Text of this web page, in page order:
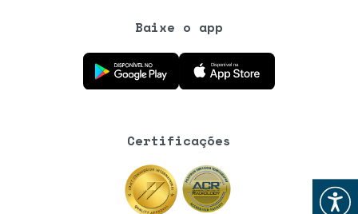
Abrir
Baixe o app
Baixe o aplicativo na Google Play Store
Baixe o aplicativo na App Store
Certificações